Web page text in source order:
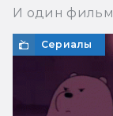
И один
Сериалы